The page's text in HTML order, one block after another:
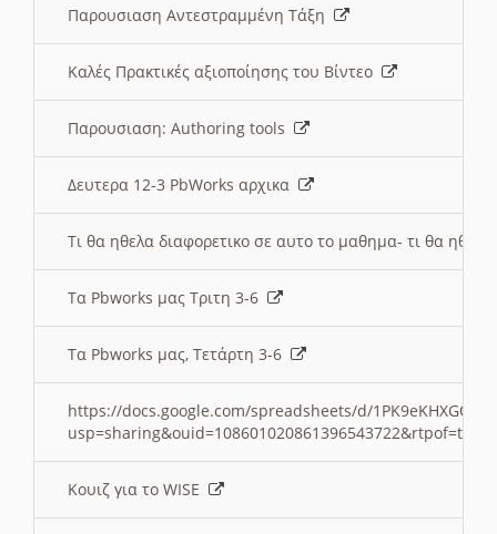
Παρουσιαση Αντεστραμμένη Τάξη
Καλές Πρακτικές αξιοποίησης του Βίντεο
Παρουσιαση: Authoring tools
Δευτερα 12-3 PbWorks αρχικα
Τι θα ηθελα διαφορετικο σε αυτο το μαθημα- τι θα
Τα Pbworks μας Τριτη 3-6
Τα Pbworks μας, Τετάρτη 3-6
https://docs.google.com/spreadsheets/d/
Κουιζ για το WISE